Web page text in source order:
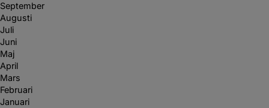
September
Augusti
Juli
Juni
Maj
April
Mars
Februari
Januari